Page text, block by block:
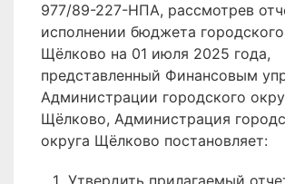
977/89-227-НПА, рассмотрев
исполнении бюджета
Щёлково на 01 июля 2025 года,
представленный Финансовым
Администрации городского
Щёлково, Администрация
округа Щёлково постановляет:
Утвердить прилагаемый